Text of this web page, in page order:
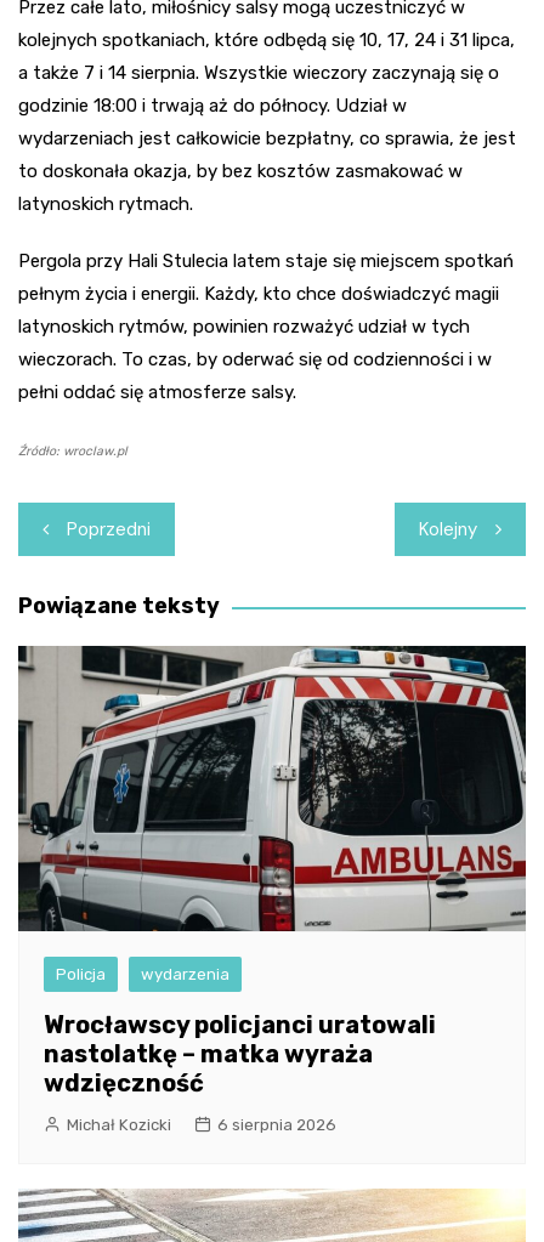
Przez całe lato, miłośnicy salsy mogą uczestniczyć w
kolejnych spotkaniach, które odbędą się 10, 17, 24 i 31 lipca,
a także 7 i 14 sierpnia. Wszystkie wieczory zaczynają się o
godzinie 18:00 i trwają aż do północy. Udział w
wydarzeniach jest całkowicie bezpłatny, co sprawia, że jest
to doskonała okazja, by bez kosztów zasmakować w
latynoskich rytmach.
Pergola przy Hali Stulecia latem staje się miejscem spotkań
pełnym życia i energii. Każdy, kto chce doświadczyć magii
latynoskich rytmów, powinien rozważyć udział w tych
wieczorach. To czas, by oderwać się od codzienności i w
pełni oddać się atmosferze salsy.
Źródło: wroclaw.pl
Nawigacja
wpisu
Poprzedni Kolejny
Powiązane teksty
Policja wydarzenia
Wrocławscy policjanci uratowali
nastolatkę – matka wyraża
wdzięczność
Michał Kozicki 6 sierpnia 2026